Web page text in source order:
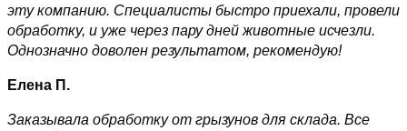
эту компанию. Специалисты быстро приехали, провели
обработку, и уже через пару дней животные исчезли.
Однозначно доволен результатом, рекомендую!
Елена П.
Заказывала обработку от грызунов для склада. Все